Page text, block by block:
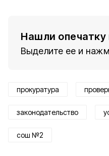
Нашли опечатку
Выделите ее и
прокуратура
законодательство
сош №2